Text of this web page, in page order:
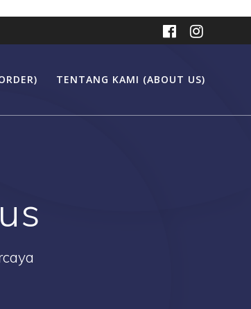
TENTANG KAMI (ABOUT US)